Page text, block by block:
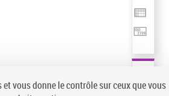
vous donne le contrôle sur ceux que vous